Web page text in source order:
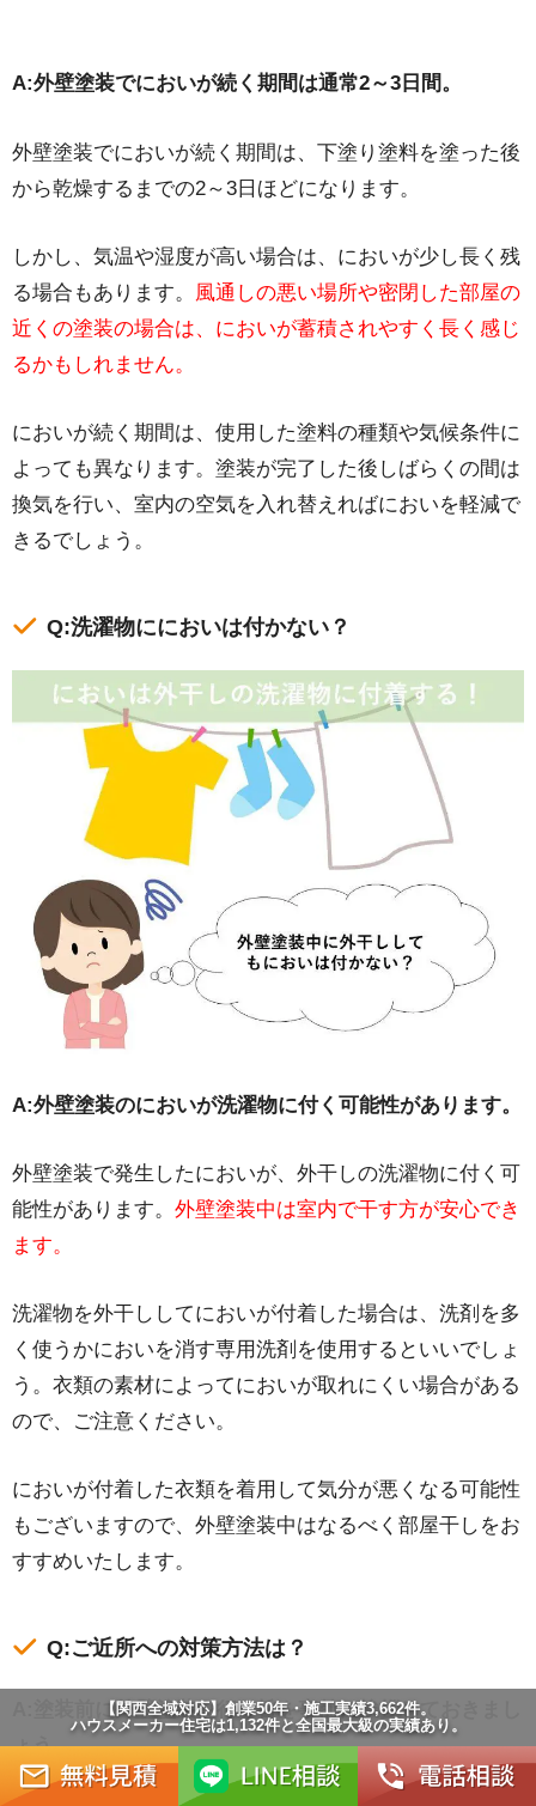
A:外壁塗装でにおいが続く期間は通常2～3日間。
外壁塗装でにおいが続く期間は、下塗り塗料を塗った後
から乾燥するまでの2～3日ほどになります。
しかし、気温や湿度が高い場合は、においが少し長く残
る場合もあります。
風通しの悪い場所や密閉した部屋の
近くの塗装の場合は、においが蓄積されやすく長く感じ
るかもしれません。
においが続く期間は、使用した塗料の種類や気候条件に
よっても異なります。塗装が完了した後しばらくの間は
換気を行い、室内の空気を入れ替えればにおいを軽減で
きるでしょう。
Q:洗濯物ににおいは付かない？
A:外壁塗装のにおいが洗濯物に付く可能性があります。
外壁塗装で発生したにおいが、外干しの洗濯物に付く可
能性があります。 外壁塗装中は室内で干す方が安心でき
ます。
洗濯物を外干ししてにおいが付着した場合は、洗剤を多
く使うかにおいを消す専用洗剤を使用するといいでしょ
う。衣類の素材によってにおいが取れにくい場合がある
ので、ご注意ください。
においが付着した衣類を着用して気分が悪くなる可能性
もございますので、外壁塗装中はなるべく部屋干しをお
すすめいたします。
Q:ご近所への対策方法は？
A:塗装前に外壁塗装を行う旨を事前に挨拶しておきまし
ょう。
【関西全域対応】創業50年・施工実績3,662件。
ハウスメーカー住宅は1,132件と全国最大級の実績あり。